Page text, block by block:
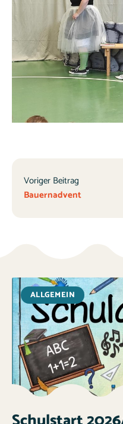
Voriger Beitrag
Bauernadvent
ALLGEMEIN